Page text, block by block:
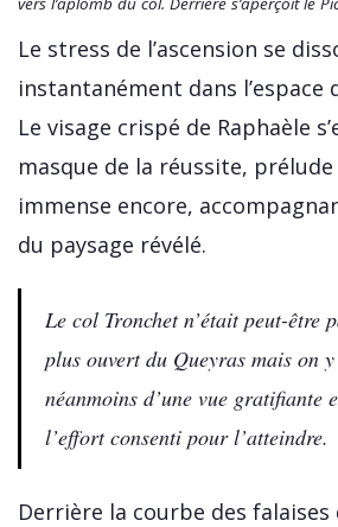
Le stress de l’ascension se
instantanément dans l’espace
Le visage crispé de Raphaèle
masque de la réussite,
immense encore,
du paysage révélé.
Le col Tronchet n’était peut-être
plus ouvert du Queyras mais on
néanmoins d’une vue gratifiante
l’effort consenti pour l’atteindre.
Derrière la courbe des falaises